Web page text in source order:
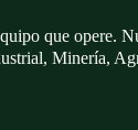
que opere.
Minería,